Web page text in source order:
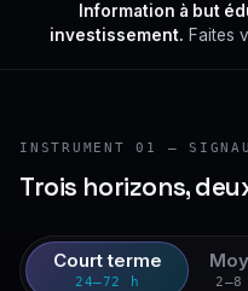
Information à but
investissement. Faites
INSTRUMENT 01 —
Trois horizons,
Court terme
24–72 h 2–8